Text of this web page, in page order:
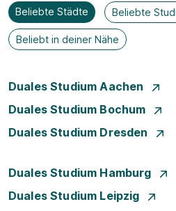
Beliebte Städte Beliebte
Beliebt in deiner Nähe
Duales Studium Aachen
Duales Studium Bochum
Duales Studium Dresden
Duales Studium Hamburg
Duales Studium Leipzig